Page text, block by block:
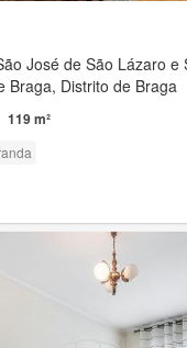
José de São Lázaro e
Braga, Distrito de Braga
119 m²